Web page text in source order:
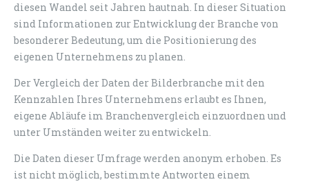
diesen Wandel seit Jahren hautnah. In dieser Situation
sind Informationen zur Entwicklung der Branche von
besonderer Bedeutung, um die Positionierung des
eigenen Unternehmens zu planen.
Der Vergleich der Daten der Bilderbranche mit den
Kennzahlen Ihres Unternehmens erlaubt es Ihnen,
eigene Abläufe im Branchenvergleich einzuordnen und
unter Umständen weiter zu entwickeln.
Die Daten dieser Umfrage werden anonym erhoben. Es
ist nicht möglich, bestimmte Antworten einem